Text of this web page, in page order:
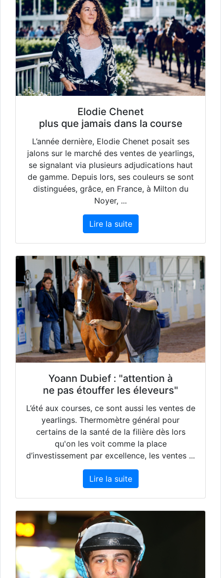
Elodie Chenet
plus que jamais dans la course
L’année dernière, Elodie Chenet posait ses
jalons sur le marché des ventes de yearlings,
se signalant via plusieurs adjudications haut
de gamme. Depuis lors, ses couleurs se sont
distinguées, grâce, en France, à Milton du
Noyer, ...
Lire la suite
Yoann Dubief : "attention à
ne pas étouffer les éleveurs"
L’été aux courses, ce sont aussi les ventes de
yearlings. Thermomètre général pour
certains de la santé de la filière dès lors
qu'on les voit comme la place
d’investissement par excellence, les ventes ...
Lire la suite